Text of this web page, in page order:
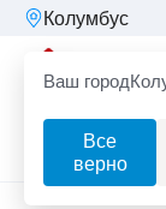
Колумбус
Ваш город
Все
верно